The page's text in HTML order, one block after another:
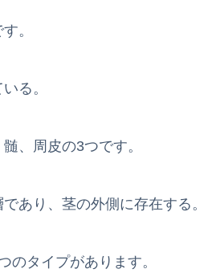
。
る。
、周皮の3つです。
あり、茎の外側に存在する。
のタイプがあります。